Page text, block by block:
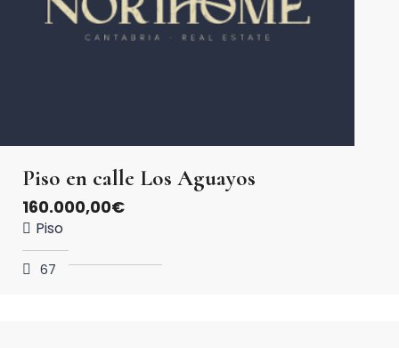
Piso en calle Los Aguayos
160.000,00€
Piso
67